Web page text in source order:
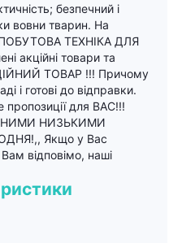
безпечний і
вовни тварин. На
ПОБУТОВА ТЕХНІКА ДЛЯ
акційні товари та
ТОВАР !!! Причому
і готові до відправки.
пропозиції для ВАС!!!
НИЗЬКИМИ
Якщо у Вас
відповімо, наші